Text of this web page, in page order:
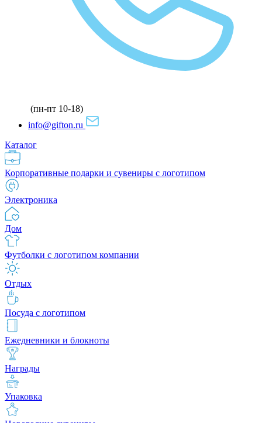
(пн-пт 10-18)
info@gifton.ru
Каталог
Корпоративные подарки и сувениры с логотипом
Электроника
Дом
Футболки с логотипом компании
Отдых
Посуда с логотипом
Ежедневники и блокноты
Награды
Упаковка